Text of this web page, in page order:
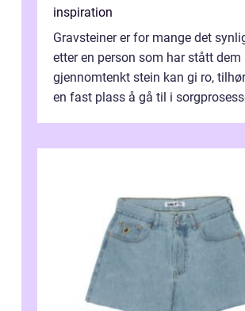
inspiration
Gravsteiner er for mange det
etter en person som har stått dem
gjennomtenkt stein kan gi ro,
en fast plass å gå til i